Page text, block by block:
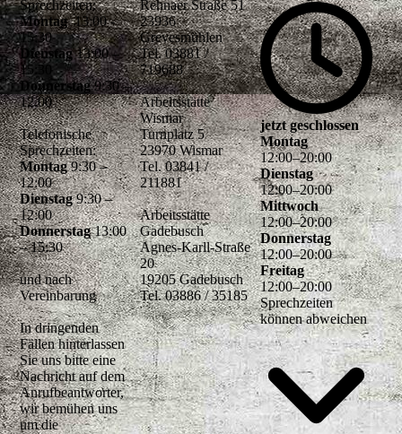
Sprechzeiten:
Montag13:00 -
15:30
Dienstag13:00 –
15:30
Donnerstag9:30 –
12.00
Telefonische
Sprechzeiten:
Montag9:30 –
12:00
Dienstag9:30 –
12:00
Donnerstag13:00
– 15:30
und nach
Vereinbarung
In dringenden
Fällen hinterlassen
Sie uns bitte eine
Nachricht auf dem
Anrufbeantworter,
wir bemühen uns
um die
Rehnaer Straße 51
23936
Grevesmühlen
Tel. 03881 /
719688
Arbeitsstätte
Wismar
Turnplatz 5
23970 Wismar
Tel. 03841 /
211881
Arbeitsstätte
Gadebusch
Agnes-Karll-Straße
20
19205 Gadebusch
Tel. 03886 / 35185
jetzt geschlossen
Montag
12:00–20:00
Dienstag
12:00–20:00
Mittwoch
12:00–20:00
Donnerstag
12:00–20:00
Freitag
12:00–20:00
Sprechzeiten
können abweichen